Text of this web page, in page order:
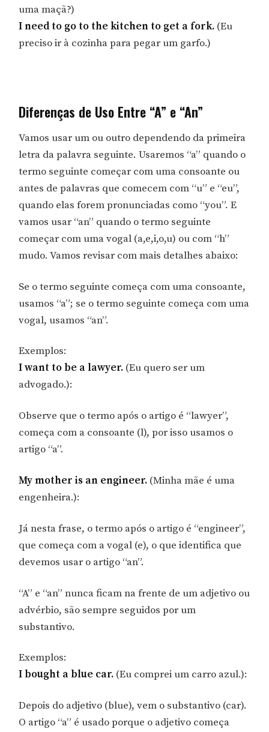
uma maçã?)
I need to go to the kitchen to get a fork. (Eu
preciso ir à cozinha para pegar um garfo.)
Diferenças de Uso Entre “A” e “An”
Vamos usar um ou outro dependendo da primeira
letra da palavra seguinte. Usaremos “a” quando o
termo seguinte começar com uma consoante ou
antes de palavras que comecem com “u” e “eu”,
quando elas forem pronunciadas como “you”. E
vamos usar “an” quando o termo seguinte
começar com uma vogal (a,e,i,o,u) ou com “h”
mudo. Vamos revisar com mais detalhes abaixo:
Se o termo seguinte começa com uma consoante,
usamos “a”; se o termo seguinte começa com uma
vogal, usamos “an”.
Exemplos:
I want to be a lawyer. (Eu quero ser um
advogado.):
Observe que o termo após o artigo é “lawyer”,
começa com a consoante (l), por isso usamos o
artigo “a”.
My mother is an engineer. (Minha mãe é uma
engenheira.):
Já nesta frase, o termo após o artigo é “engineer”,
que começa com a vogal (e), o que identifica que
devemos usar o artigo “an”.
“A” e “an” nunca ficam na frente de um adjetivo ou
advérbio, são sempre seguidos por um
substantivo.
Exemplos:
I bought a blue car. (Eu comprei um carro azul.):
Depois do adjetivo (blue), vem o substantivo (car).
O artigo “a” é usado porque o adjetivo começa